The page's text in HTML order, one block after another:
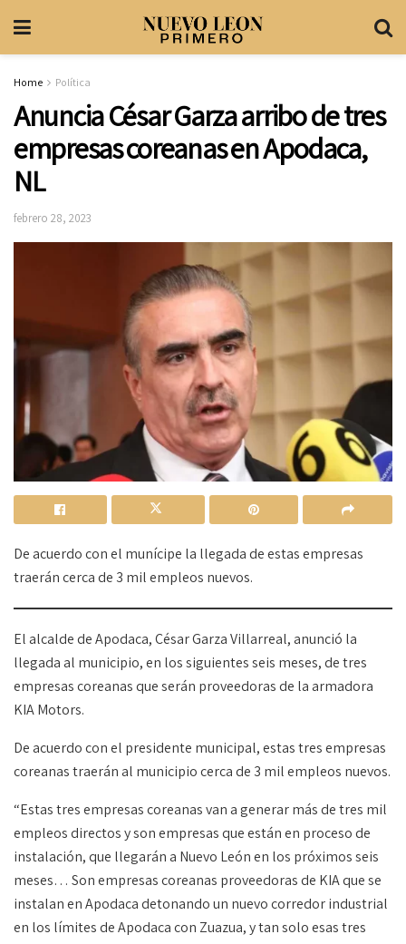
Home Política
Anuncia César Garza arribo de tres
empresas coreanas en Apodaca,
NL
febrero 28, 2023
De acuerdo con el munícipe la llegada de estas empresas
traerán cerca de 3 mil empleos nuevos.
El alcalde de Apodaca, César Garza Villarreal, anunció la
llegada al municipio, en los siguientes seis meses, de tres
empresas coreanas que serán proveedoras de la armadora
KIA Motors.
De acuerdo con el presidente municipal, estas tres empresas
coreanas traerán al municipio cerca de 3 mil empleos nuevos.
“Estas tres empresas coreanas van a generar más de tres mil
empleos directos y son empresas que están en proceso de
instalación, que llegarán a Nuevo León en los próximos seis
meses… Son empresas coreanas proveedoras de KIA que se
instalan en Apodaca detonando un nuevo corredor industrial
en los límites de Apodaca con Zuazua, y tan solo esas tres